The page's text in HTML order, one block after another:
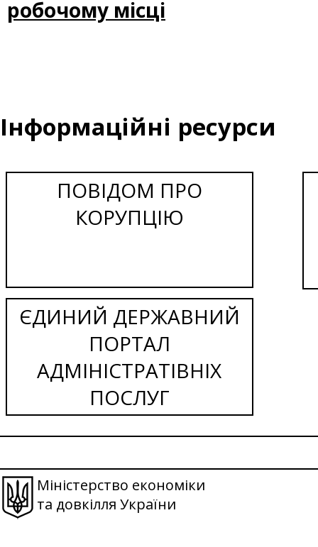
робочому місці
Інформаційні ресурси
ПОВІДОМ ПРО
КОРУПЦІЮ
ЄДИНИЙ ДЕРЖАВНИЙ
ПОРТАЛ
АДМІНІСТРАТІВНІХ
ПОСЛУГ
Міністерство економіки
та довкілля України